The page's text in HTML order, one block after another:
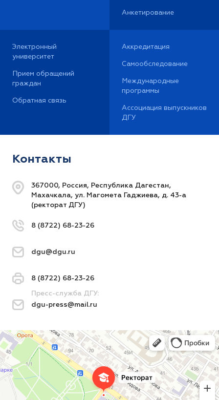
Анкетирование
Электронный
университет
Прием обращений
граждан
Обратная связь
Аккредитация
Самообследование
Международные
программы
Ассоциация выпускников
ДГУ
Контакты
367000, Россия, Республика Дагестан,
Махачкала, ул. Магомета Гаджиева, д. 43-а
(ректорат ДГУ)
8 (8722) 68-23-26
dgu@dgu.ru
8 (8722) 68-23-26
Пресс-служба ДГУ:
dgu-press@mail.ru